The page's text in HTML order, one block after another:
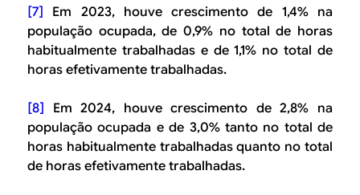
[7] Em 2023, houve crescimento de 1,4% na
população ocupada, de 0,9% no total de horas
habitualmente trabalhadas e de 1,1% no total de
horas efetivamente trabalhadas.
[8] Em 2024, houve crescimento de 2,8% na
população ocupada e de 3,0% tanto no total de
horas habitualmente trabalhadas quanto no total
de horas efetivamente trabalhadas.